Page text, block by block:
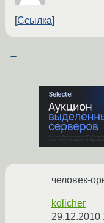
Ссылка
←
человек-
kolicher
29.12.2010